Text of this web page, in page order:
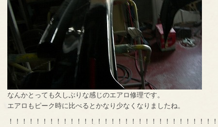
なんかとっても久しぶりな感じのエアロ修理です。
エアロもピーク時に比べるとかなり少なくなりましたね。
！！！！！！！！！！！！！！！！！！！！！！！！！！！！！！